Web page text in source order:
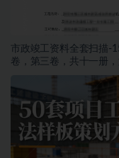
市政竣工资料全套扫描-
卷，第三卷，共十一册，
册，施工文件，亮化工程